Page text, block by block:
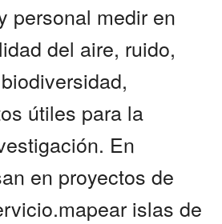
personal medir en
del aire, ruido,
útiles para la
En
en proyectos de
islas de